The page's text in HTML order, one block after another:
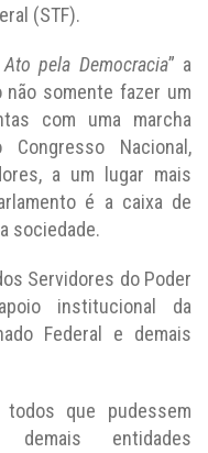
(STF).
pela Democracia” a
somente fazer um
com uma marcha
Nacional,
a um lugar mais
é a caixa de
sociedade.
Servidores do Poder
institucional da
Federal e demais
que pudessem
entidades